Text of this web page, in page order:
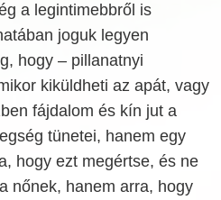
a legintimebbről is
joguk legyen
hogy – pillanatnyi
kiküldheti az apát, vagy
fájdalom és kín jut a
tünetei, hanem egy
hogy ezt megértse, és ne
nőnek, hanem arra, hogy